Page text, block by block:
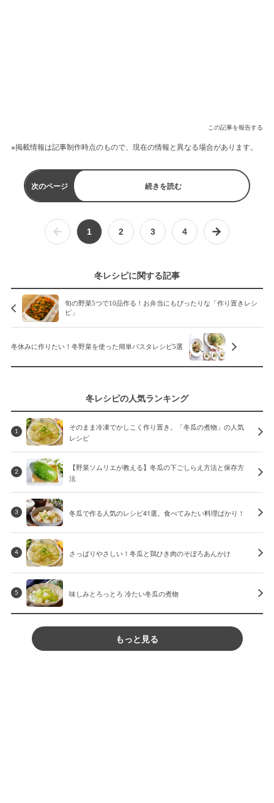
この記事を報告する
※掲載情報は記事制作時点のもので、現在の情報と異なる場合があります。
次のページ 続きを読む
1 2 3 4
冬レシピに関する記事
旬の野菜5つで10品作る！お弁当にもぴったりな「作り置きレシ
ピ」
冬休みに作りたい！冬野菜を使った簡単パスタレシピ5選
冬レシピの人気ランキング
1
そのまま冷凍でかしこく作り置き。「冬瓜の煮物」の人気
レシピ
2
【野菜ソムリエが教える】冬瓜の下ごしらえ方法と保存方
法
3 冬瓜で作る人気のレシピ41選。食べてみたい料理ばかり！
4 さっぱりやさしい！冬瓜と鶏ひき肉のそぼろあんかけ
5 味しみとろっとろ 冷たい冬瓜の煮物
もっと見る